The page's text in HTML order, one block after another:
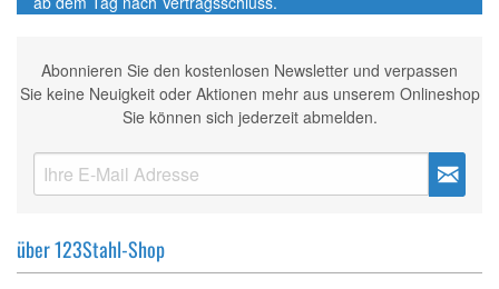
Abonnieren Sie den kostenlosen Newsletter und verpassen
Sie keine Neuigkeit oder Aktionen mehr aus unserem Onlineshop
Sie können sich jederzeit abmelden.
über 123Stahl-Shop